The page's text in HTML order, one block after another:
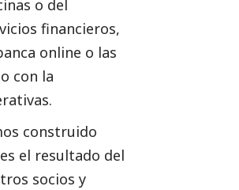
o del
financieros,
online o las
con la
construido
el resultado del
socios y